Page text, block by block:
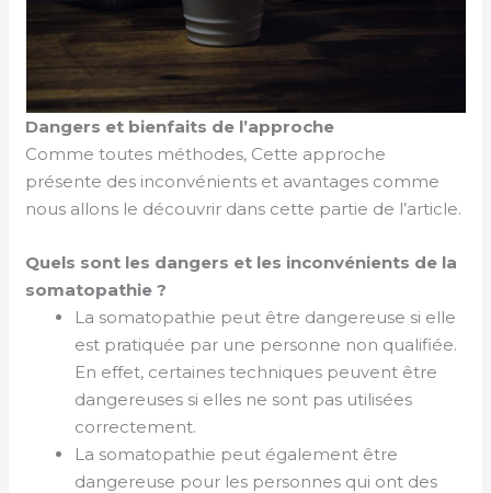
Dangers et bienfaits de l’approche
Comme toutes méthodes, Cette approche
présente des inconvénients et avantages comme
nous allons le découvrir dans cette partie de l’article.
Quels sont les dangers et les inconvénients de la
somatopathie ?
La somatopathie peut être dangereuse si elle
est pratiquée par une personne non qualifiée.
En effet, certaines techniques peuvent être
dangereuses si elles ne sont pas utilisées
correctement.
La somatopathie peut également être
dangereuse pour les personnes qui ont des